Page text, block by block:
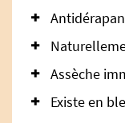
Assèche
Existe en